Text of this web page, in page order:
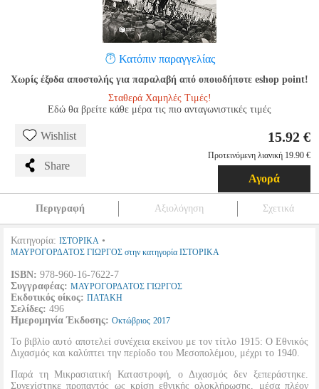
Κατόπιν παραγγελίας
Χωρίς έξοδα αποστολής για παραλαβή από οποιοδήποτε eshop point!
Σταθερά Χαμηλές Τιμές!
Εδώ θα βρείτε κάθε μέρα τις πιο ανταγωνιστικές τιμές
Wishlist
Share
15.92 €
Προτεινόμενη λιανική 19.90 €
Αγορά
Περιγραφή Αξιολόγηση Σχετικά
Κατηγορία: ΙΣΤΟΡΙΚΑ •
ΜΑΥΡΟΓΟΡΔΑΤΟΣ ΓΙΩΡΓΟΣ στην κατηγορία ΙΣΤΟΡΙΚΑ
ISBN: 978-960-16-7622-7
Συγγραφέας: ΜΑΥΡΟΓΟΡΔΑΤΟΣ ΓΙΩΡΓΟΣ
Εκδοτικός οίκος: ΠΑΤΑΚΗ
Σελίδες: 496
Ημερομηνία Έκδοσης: Οκτώβριος 2017
Το βιβλίο αυτό αποτελεί συνέχεια εκείνου με τον τίτλο 1915: Ο Εθνικός
Διχασμός και καλύπτει την περίοδο του Μεσοπολέμου, μέχρι το 1940.
Παρά τη Μικρασιατική Καταστροφή, ο Διχασμός δεν ξεπεράστηκε.
Συνεχίστηκε προπαντός ως κρίση εθνικής ολοκλήρωσης, μέσα πλέον